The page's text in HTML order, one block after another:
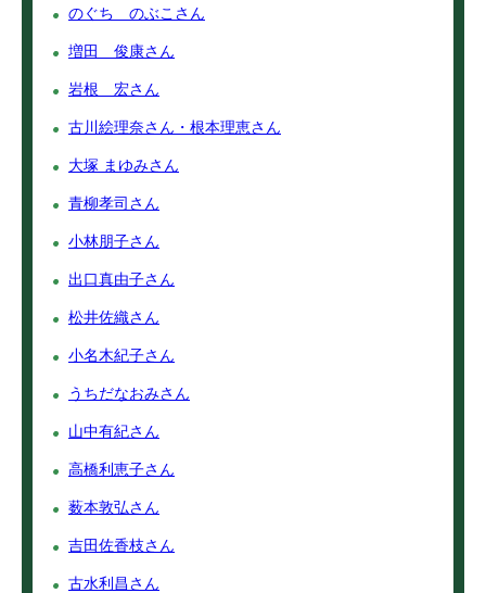
のぐち のぶこさん
増田 俊康さん
岩根 宏さん
古川絵理奈さん・根本理恵さん
大塚 まゆみさん
青柳孝司さん
小林朋子さん
出口真由子さん
松井佐織さん
小名木紀子さん
うちだなおみさん
山中有紀さん
高橋利恵子さん
薮本敦弘さん
吉田佐香枝さん
古水利昌さん